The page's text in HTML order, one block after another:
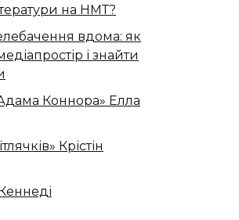
на НМТ?
вдома: як
і знайти
Коннора» Елла
Крістін